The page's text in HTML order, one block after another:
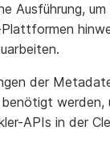
Ausführung, um
der
werden,
APIs in der